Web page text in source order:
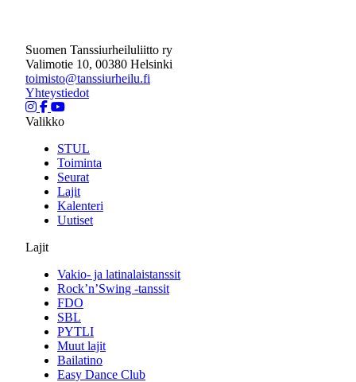
Suomen Tanssiurheiluliitto ry
Valimotie 10, 00380 Helsinki
toimisto@tanssiurheilu.fi
Yhteystiedot
Valikko
STUL
Toiminta
Seurat
Lajit
Kalenteri
Uutiset
Lajit
Vakio- ja latinalaistanssit
Rock’n’Swing -tanssit
FDO
SBL
PYTLI
Muut lajit
Bailatino
Easy Dance Club